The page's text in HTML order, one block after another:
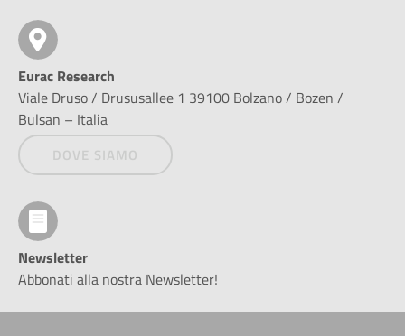
Eurac Research
Viale Druso / Drususallee 1 39100 Bolzano / Bozen /
Bulsan – Italia
DOVE SIAMO
Newsletter
Abbonati alla nostra Newsletter!